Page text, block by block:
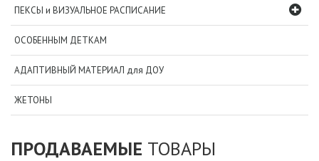
ПЕКСЫ и ВИЗУАЛЬНОЕ РАСПИСАНИЕ
ОСОБЕННЫМ ДЕТКАМ
АДАПТИВНЫЙ МАТЕРИАЛ для ДОУ
ЖЕТОНЫ
ПРОДАВАЕМЫЕ ТОВАРЫ